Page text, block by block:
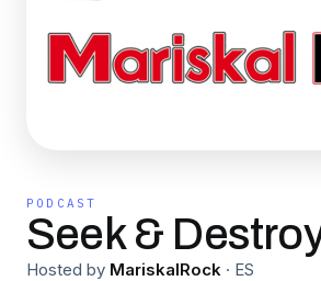
PODCAST
Seek &
Hosted by MariskalRock · ES